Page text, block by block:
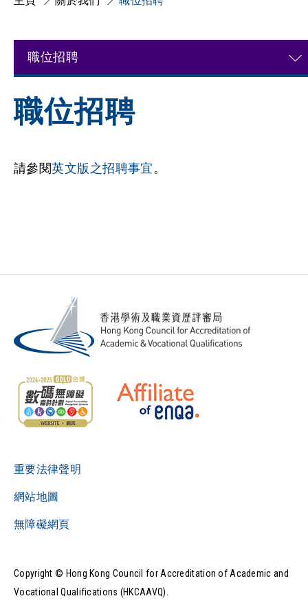
職位招聘
職位招聘
請參閱英文版之招聘事宜。
重要法律聲明
網站地圖
無障礙網頁
Copyright © Hong Kong Council for Accreditation of Academic and
Vocational Qualifications (HKCAAVQ).